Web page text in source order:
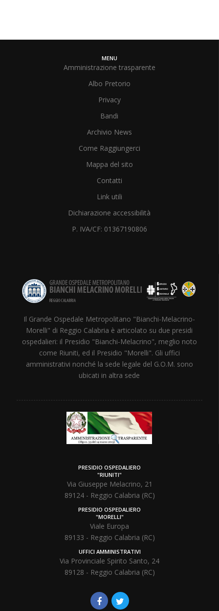
MENU
Amministrazione trasparente
Albo Pretorio
Privacy
Bandi
Archivio News
Come Raggiungerci
Mappa del sito
Contatti
Link utili
Dichiarazione accessibilità
P. IVA/CF: 01367190806
Il Grande Ospedale Metropolitano "Bianchi-Melacrino-
Morelli" di Reggio Calabria è articolato su due presidi
ospedalieri: il Presidio "Bianchi-Melacrino", meglio noto
come Riuniti, ed il Presidio "Morelli". Gli uffici
amministrativi nonché la sede legale del G.O.M. sono
ubicati in altra sede
PRESIDIO OSPEDALIERO
"RIUNITI"
Via Giuseppe Melacrino, 21
89124 - Reggio Calabria (RC)
PRESIDIO OSPEDALIERO
"MORELLI"
Viale Europa
89133 - Reggio Calabria (RC)
UFFICI AMMINISTRATIVI
Via Provinciale Spirito Santo, 24
89128 - Reggio Calabria (RC)